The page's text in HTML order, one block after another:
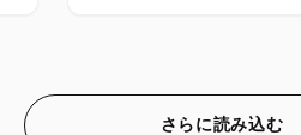
さらに読み込む